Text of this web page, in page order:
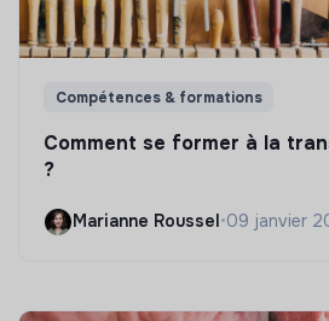
Compétences & formations
Comment se former à la
?
Marianne Roussel •09 janvier